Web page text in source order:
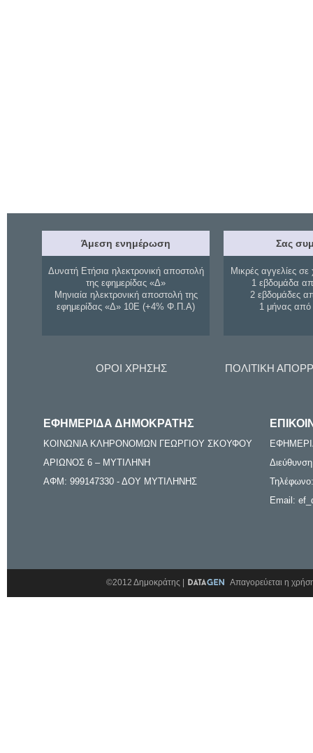
Άμεση ενημέρωση
Δυνατή Ετήσια ηλεκτρονική αποστολή
της εφημερίδας «Δ»
Μηνιαία ηλεκτρονική αποστολή της
εφημερίδας «Δ» 10Ε (+4% Φ.Π.Α)
Σας
Μικρές αγγελίες σε
1 εβδομάδα
2 εβδομάδες
1 μήνας
ΟΡΟΙ ΧΡΗΣΗΣ ΠΟΛΙΤΙΚΗ
ΕΦΗΜΕΡΙΔΑ ΔΗΜΟΚΡΑΤΗΣ
ΚΟΙΝΩΝΙΑ ΚΛΗΡΟΝΟΜΩΝ ΓΕΩΡΓΙΟΥ ΣΚΟΥΦΟΥ
ΑΡΙΩΝΟΣ 6 – ΜΥΤΙΛΗΝΗ
ΑΦΜ: 999147330 - ΔΟΥ ΜΥΤΙΛΗΝΗΣ
Email:
©2012 Δημοκράτης | Απαγορεύεται η